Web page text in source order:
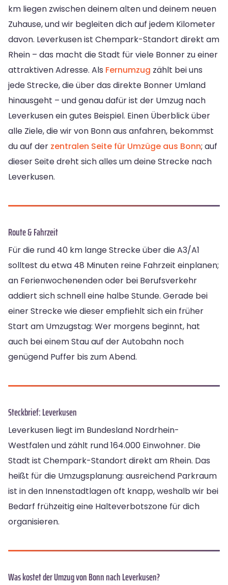
km liegen zwischen deinem alten und deinem neuen
Zuhause, und wir begleiten dich auf jedem Kilometer
davon. Leverkusen ist Chempark-Standort direkt am
Rhein – das macht die Stadt für viele Bonner zu einer
attraktiven Adresse. Als Fernumzug zählt bei uns
jede Strecke, die über das direkte Bonner Umland
hinausgeht – und genau dafür ist der Umzug nach
Leverkusen ein gutes Beispiel. Einen Überblick über
alle Ziele, die wir von Bonn aus anfahren, bekommst
du auf der zentralen Seite für Umzüge aus Bonn; auf
dieser Seite dreht sich alles um deine Strecke nach
Leverkusen.
Route & Fahrzeit
Für die rund 40 km lange Strecke über die A3/A1
solltest du etwa 48 Minuten reine Fahrzeit einplanen;
an Ferienwochenenden oder bei Berufsverkehr
addiert sich schnell eine halbe Stunde. Gerade bei
einer Strecke wie dieser empfiehlt sich ein früher
Start am Umzugstag: Wer morgens beginnt, hat
auch bei einem Stau auf der Autobahn noch
genügend Puffer bis zum Abend.
Steckbrief: Leverkusen
Leverkusen liegt im Bundesland Nordrhein-
Westfalen und zählt rund 164.000 Einwohner. Die
Stadt ist Chempark-Standort direkt am Rhein. Das
heißt für die Umzugsplanung: ausreichend Parkraum
ist in den Innenstadtlagen oft knapp, weshalb wir bei
Bedarf frühzeitig eine Halteverbotszone für dich
organisieren.
Was kostet der Umzug von Bonn nach Leverkusen?